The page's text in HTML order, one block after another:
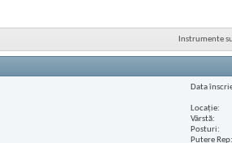
Instrumente
Data
Locaţie
Vârstă
Posturi
Putere Rep